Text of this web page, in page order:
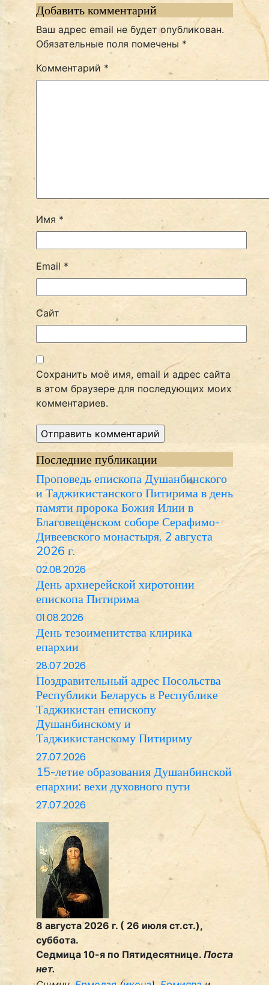
записям
Добавить комментарий
Ваш адрес email не будет опубликован.
Обязательные поля помечены *
Комментарий *
Имя *
Email *
Сайт
Сохранить моё имя, email и адрес сайта
в этом браузере для последующих моих
комментариев.
Последние публикации
Проповедь епископа Душанбинского
и Таджикистанского Питирима в день
памяти пророка Божия Илии в
Благовещенском соборе Серафимо-
Дивеевского монастыря, 2 августа
2026 г.
02.08.2026
День архиерейской хиротонии
епископа Питирима
01.08.2026
День тезоименитства клирика
епархии
28.07.2026
Поздравительный адрес Посольства
Республики Беларусь в Республике
Таджикистан епископу
Душанбинскому и
Таджикистанскому Питириму
27.07.2026
15-летие образования Душанбинской
епархии: вехи духовного пути
27.07.2026
8 августа 2026 г. ( 26 июля ст.ст.),
суббота.
Седмица 10-я по Пятидесятнице. Поста
нет.